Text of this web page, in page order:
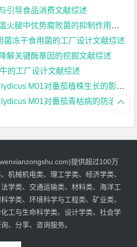
引导食品消费文献综述
腿中优势腐败菌的抑制作用文献综述
菌冻干食用菌的工厂设计文献综述
解关键酶基因的挖掘文献综述
的工厂设计文献综述
M01对番茄植株生长的影响文献综述
M01对番茄青枯病的防治效果文献综述 
提供超过100万
机械机电类、理工学类、经济学类、
学类、交通运输类、材料类、海洋工
学类、环境科学与工程类、矿业类、
工与生命科学类、设计学类、社会学
、分享、咨询服务。